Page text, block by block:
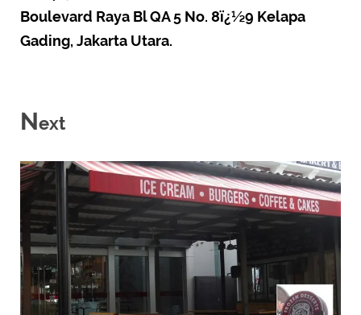
Boulevard Raya Bl QA 5 No. 8ï¿½9 Kelapa
Gading, Jakarta Utara.
Next